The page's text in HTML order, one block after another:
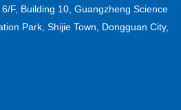
6/F, Building 10, Guangzheng Science
Park, Shijie Town, Dongguan City,